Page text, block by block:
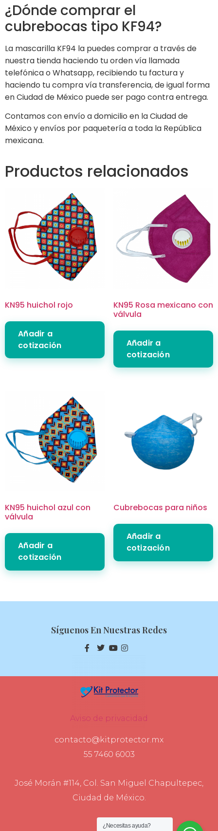
¿Dónde comprar el
cubrebocas tipo KF94?
La mascarilla KF94 la puedes comprar a través de
nuestra tienda haciendo tu orden vía llamada
telefónica o Whatsapp, recibiendo tu factura y
haciendo tu compra vía transferencia, de igual forma
en Ciudad de México puede ser pago contra entrega.
Contamos con envío a domicilio en la Ciudad de
México y envíos por paquetería a toda la República
mexicana.
Productos relacionados
KN95 huichol rojo
Añadir a
cotización
KN95 Rosa mexicano con
válvula
Añadir a
cotización
KN95 huichol azul con
válvula
Añadir a
cotización
Cubrebocas para niños
Añadir a
cotización
Síguenos En Nuestras Redes
Aviso de privacidad
contacto@kitprotector.mx
55 7460 6003
José Morán #114, Col. San Miguel Chapultepec,
Ciudad de México.
¿Necesitas ayuda?